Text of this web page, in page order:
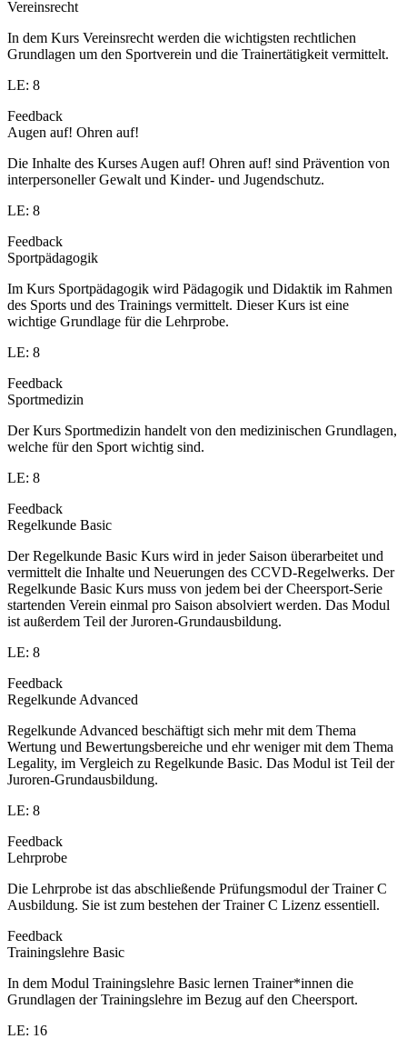
Vereinsrecht
In dem Kurs Vereinsrecht werden die wichtigsten rechtlichen
Grundlagen um den Sportverein und die Trainertätigkeit vermittelt.
LE: 8
Feedback
Augen auf! Ohren auf!
Die Inhalte des Kurses Augen auf! Ohren auf! sind Prävention von
interpersoneller Gewalt und Kinder- und Jugendschutz.
LE: 8
Feedback
Sportpädagogik
Im Kurs Sportpädagogik wird Pädagogik und Didaktik im Rahmen
des Sports und des Trainings vermittelt. Dieser Kurs ist eine
wichtige Grundlage für die Lehrprobe.
LE: 8
Feedback
Sportmedizin
Der Kurs Sportmedizin handelt von den medizinischen Grundlagen,
welche für den Sport wichtig sind.
LE: 8
Feedback
Regelkunde Basic
Der Regelkunde Basic Kurs wird in jeder Saison überarbeitet und
vermittelt die Inhalte und Neuerungen des CCVD-Regelwerks. Der
Regelkunde Basic Kurs muss von jedem bei der Cheersport-Serie
startenden Verein einmal pro Saison absolviert werden. Das Modul
ist außerdem Teil der Juroren-Grundausbildung.
LE: 8
Feedback
Regelkunde Advanced
Regelkunde Advanced beschäftigt sich mehr mit dem Thema
Wertung und Bewertungsbereiche und ehr weniger mit dem Thema
Legality, im Vergleich zu Regelkunde Basic. Das Modul ist Teil der
Juroren-Grundausbildung.
LE: 8
Feedback
Lehrprobe
Die Lehrprobe ist das abschließende Prüfungsmodul der Trainer C
Ausbildung. Sie ist zum bestehen der Trainer C Lizenz essentiell.
Feedback
Trainingslehre Basic
In dem Modul Trainingslehre Basic lernen Trainer*innen die
Grundlagen der Trainingslehre im Bezug auf den Cheersport.
LE: 16